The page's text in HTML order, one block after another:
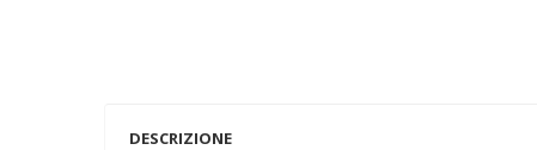
DESCRIZIONE